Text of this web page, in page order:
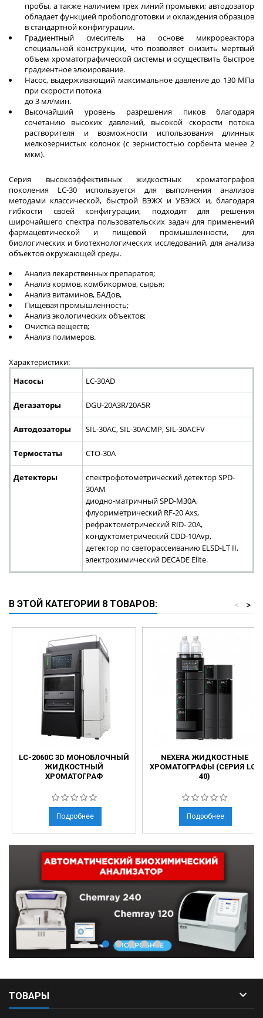
пробы, а также наличием трех линий промывки; автодозатор
обладает функцией пробоподготовки и охлаждения образцов
в стандартной конфигурации.
Градиентный смеситель на основе микрореактора
специальной конструкции, что позволяет снизить мертвый
объем хроматографической системы и осуществить быстрое
градиентное элюирование.
Насос, выдерживающий максимальное давление до 130 МПа
при скорости потока
до 3 мл/мин.
Высочайший уровень разрешения пиков благодаря
сочетанию высоких давлений, высокой скорости потока
растворителя и возможности использования длинных
мелкозернистых колонок (с зернистостью сорбента менее 2
мкм).
Серия высокоэффективных жидкостных хроматографов
поколения LC-30 используется для выполнения анализов
методами классической, быстрой ВЭЖХ и УВЭЖХ и, благодаря
гибкости своей конфигурации, подходит для решения
широчайшего спектра пользовательских задач для применений
фармацевтической и пищевой промышленности, для
биологических и биотехнологических исследований, для анализа
объектов окружающей среды.
Анализ лекарственных препаратов;
Анализ кормов, комбикормов, сырья;
Анализ витаминов, БАДов,
Пищевая промышленность;
Анализ экологических объектов;
Очистка веществ;
Анализ полимеров.
Характеристики:
Насосы
LC-30AD
Дегазаторы DGU-20A3R/20A5R
Автодозаторы SIL-30AC, SIL-30ACMP, SIL-30ACFV
Термостаты CTO-30A
Детекторы
спектрофотометрический детектор SPD-
30AM
диодно-матричный SPD-M30A,
флуориметрический RF-20 Axs,
рефрактометрический RID- 20A,
кондуктометрический СDD-10Avp,
детектор по светорассеиванию ELSD-LT II,
электрохимический DECADE Elite.
В ЭТОЙ КАТЕГОРИИ 8 ТОВАРОВ: >
<
LC-2060C 3D МОНОБЛОЧНЫЙ
ЖИДКОСТНЫЙ
ХРОМАТОГРАФ
Подробнее
NEXERA ЖИДКОСТНЫЕ
ХРОМАТОГРАФЫ (СЕРИЯ LC-
40)
Подробнее
ТОВАРЫ 